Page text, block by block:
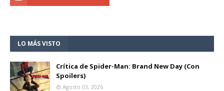
LO MÁS VISTO
Crítica de Spider-Man: Brand New Day (Con
Spoilers)
Agosto 03, 2026